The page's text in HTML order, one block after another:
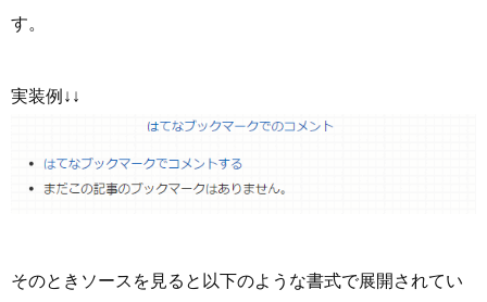
す。
実装例↓↓
そのときソースを見ると以下のような書式で展開されてい